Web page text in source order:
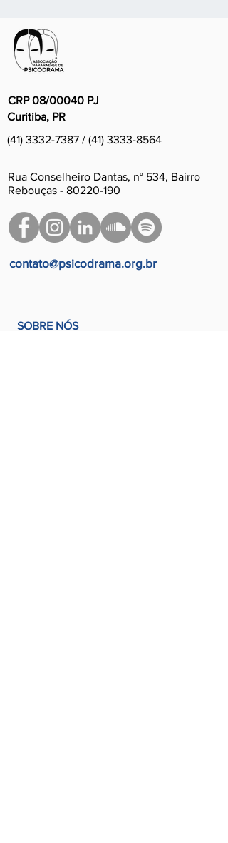
CRP 08/00040 PJ
Curitiba, PR
(41) 3332-7387 / (41) 3333-8564
Rua Conselheiro Dantas, n° 534, Bairro
Rebouças - 80220-190
contato@psicodrama.org.br
SOBRE NÓS